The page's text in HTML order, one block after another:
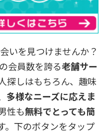
いを見つけませんか？
会員数を誇る老舗サー
探しはもちろん、趣味
多様なニーズに応えま
性も無料でとっても簡
。下のボタンをタップ